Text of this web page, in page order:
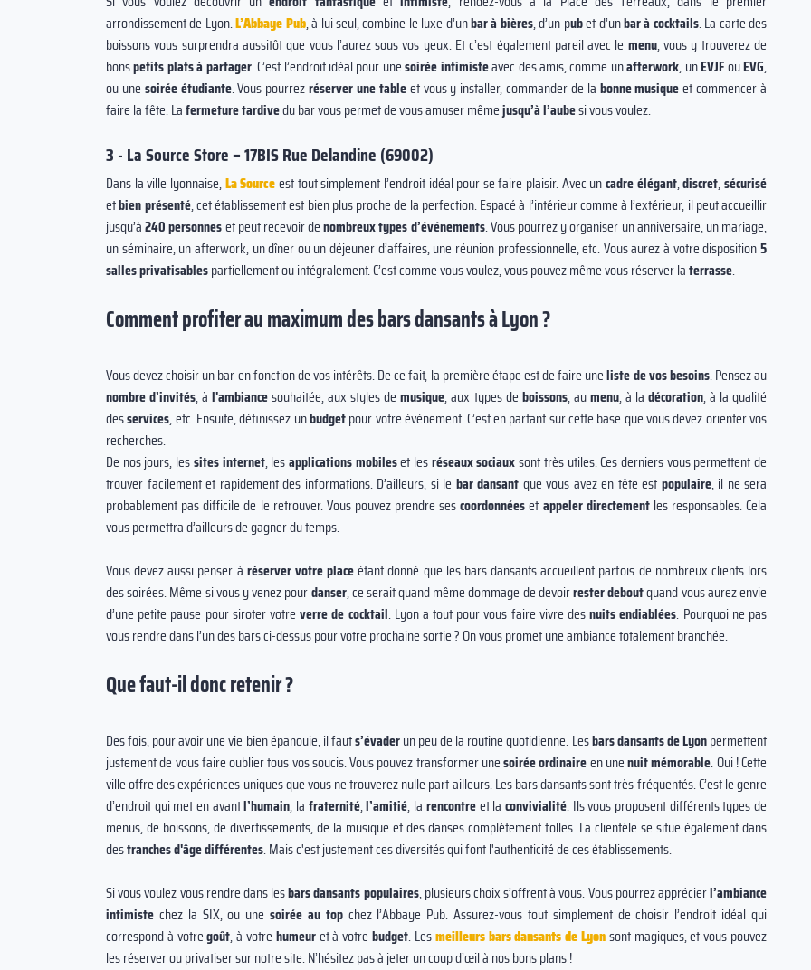
arrondissement de Lyon.L’Abbaye Pub, à lui seul, combine le luxe d’unbar à bières, d’un pubet d’unbar à cocktails. La carte des
boissons vous surprendra aussitôt que vous l’aurez sous vos yeux. Et c’est également pareil avec le menu, vous y trouverez de
bonspetits plats à partager. C’est l’endroit idéal pour unesoirée intimisteavec des amis, comme unafterwork, unEVJFouEVG,
ou une soirée étudiante. Vous pourrezréserver une tableet vous y installer, commander de la bonne musiqueet commencer à
faire la fête. Lafermeture tardivedu bar vous permet de vous amuser mêmejusqu’à l’aubesi vous voulez.
3 - La Source Store – 17BIS Rue Delandine (69002)
Dans la ville lyonnaise,La Sourceest tout simplement l’endroit idéal pour se faire plaisir. Avec uncadre élégant,discret,sécurisé
etbien présenté, cet établissement est bien plus proche de la perfection. Espacé à l’intérieur comme à l’extérieur, il peut accueillir
jusqu’à240 personneset peut recevoir denombreux types d’événements. Vous pourrez y organiser un anniversaire, un mariage,
un séminaire, un afterwork, un dîner ou un déjeuner d’affaires, une réunion professionnelle, etc. Vous aurez à votre disposition5
salles privatisablespartiellement ou intégralement. C’est comme vous voulez, vous pouvez même vous réserver laterrasse.
Comment profiter au maximum des bars dansants à Lyon ?
Vous devez choisir un bar en fonction de vos intérêts. De ce fait, la première étape est de faire uneliste de vos besoins. Pensez au
nombre d’invités, àl'ambiancesouhaitée, aux styles demusique, aux types de boissons, aumenu, à la décoration, à la qualité
desservices, etc. Ensuite, définissez unbudgetpour votre événement. C’est en partant sur cette base que vous devez orienter vos
recherches.
De nos jours, lessites internet, lesapplications mobileset lesréseaux sociauxsont très utiles. Ces derniers vous permettent de
trouver facilement et rapidement des informations. D’ailleurs, si le bar dansant que vous avez en tête est populaire, il ne sera
probablement pas difficile de le retrouver. Vous pouvez prendre sescoordonnéeset appeler directementles responsables. Cela
vous permettra d’ailleurs de gagner du temps.
Vous devez aussi penser à réserver votre placeétant donné que les bars dansants accueillent parfois de nombreux clients lors
des soirées. Même si vous y venez pourdanser, ce serait quand même dommage de devoirrester deboutquand vous aurez envie
d’une petite pause pour siroter votreverre de cocktail. Lyon a tout pour vous faire vivre desnuits endiablées. Pourquoi ne pas
vous rendre dans l’un des bars ci-dessus pour votre prochaine sortie ? On vous promet une ambiance totalement branchée.
Que faut-il donc retenir ?
Des fois, pour avoir une vie bien épanouie, il fauts’évaderun peu de la routine quotidienne. Lesbars dansants de Lyonpermettent
justement de vous faire oublier tous vos soucis. Vous pouvez transformer unesoirée ordinaireen unenuit mémorable. Oui ! Cette
ville offre des expériences uniques que vous ne trouverez nulle part ailleurs. Les bars dansants sont très fréquentés. C’est le genre
d’endroit qui met en avantl’humain, la fraternité,l’amitié, la rencontreet la convivialité. Ils vous proposent différents types de
menus, de boissons, de divertissements, de la musique et des danses complètement folles. La clientèle se situe également dans
destranches d'âge différentes. Mais c'est justement ces diversités qui font l'authenticité de ces établissements.
Si vous voulez vous rendre dans lesbars dansants populaires, plusieurs choix s’offrent à vous. Vous pourrez apprécierl’ambiance
intimiste chez la SIX, ou unesoirée au topchez l’Abbaye Pub. Assurez-vous tout simplement de choisir l’endroit idéal qui
correspond à votregoût, à votre humeuret à votrebudget. Lesmeilleurs bars dansants de Lyonsont magiques, et vous pouvez
les réserver ou privatiser sur notre site. N’hésitez pas à jeter un coup d’œil à nos bons plans !